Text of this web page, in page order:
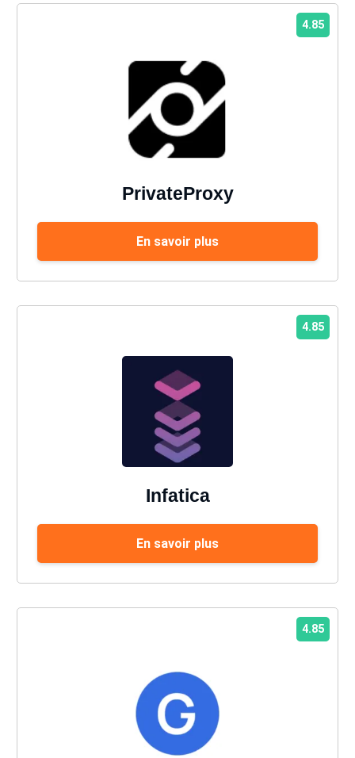
4.85
PrivateProxy
En savoir plus
4.85
Infatica
En savoir plus
4.85